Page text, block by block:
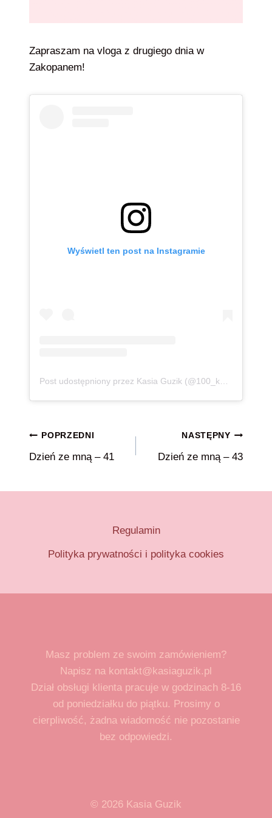
Zapraszam na vloga z drugiego dnia w
Zakopanem!
Wyświetl ten post na Instagramie
Nawigacja
wpisu
POPRZEDNI
Dzień ze mną – 41
NASTĘPNY
Dzień ze mną – 43
Regulamin
Polityka prywatności i polityka cookies
Masz problem ze swoim zamówieniem?
Napisz na kontakt@kasiaguzik.pl
Dział obsługi klienta pracuje w godzinach 8-16
od poniedziałku do piątku. Prosimy o
cierpliwość, żadna wiadomość nie pozostanie
bez odpowiedzi.
© 2026 Kasia Guzik